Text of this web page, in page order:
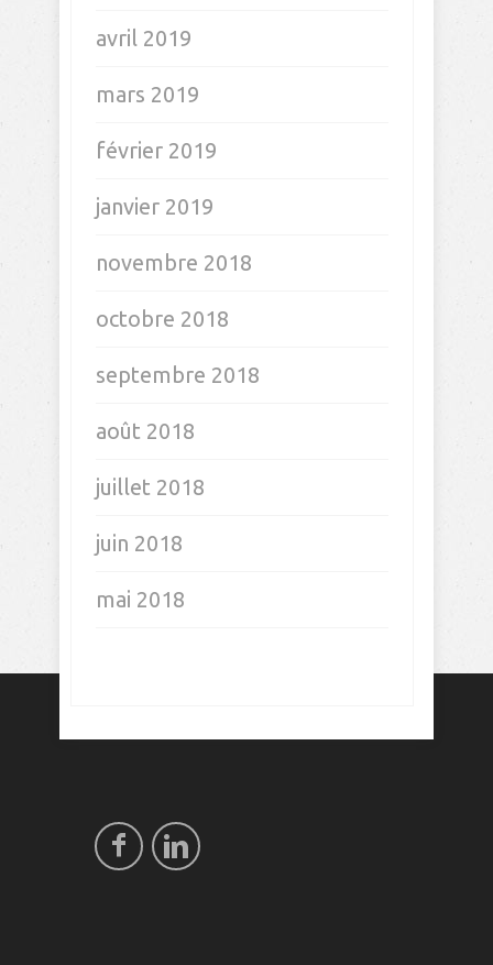
avril 2019
mars 2019
février 2019
janvier 2019
novembre 2018
octobre 2018
septembre 2018
août 2018
juillet 2018
juin 2018
mai 2018